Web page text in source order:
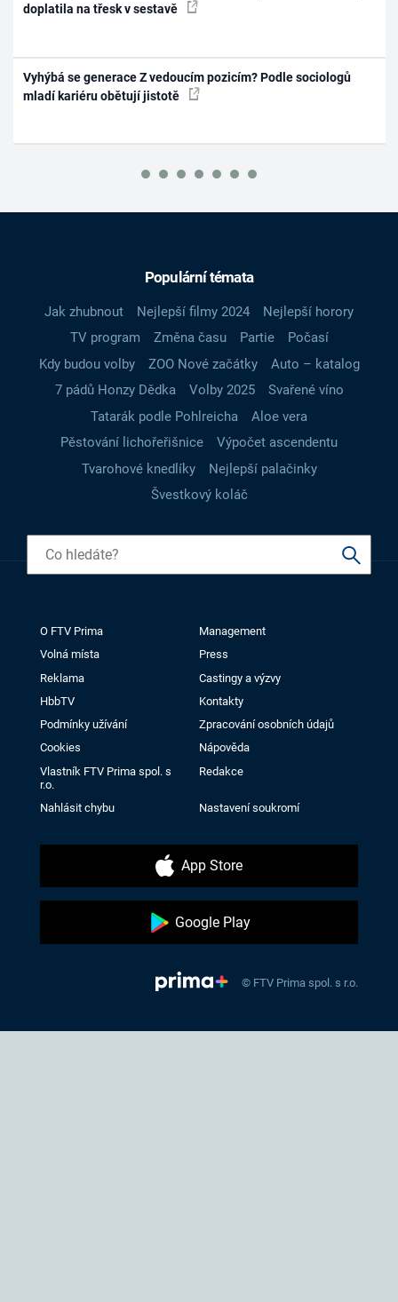
doplatila na třesk v sestavě
Vyhýbá se generace Z vedoucím pozicím? Podle sociologů
mladí kariéru obětují jistotě
Populární témata
Jak zhubnout Nejlepší filmy 2024
Nejlepší horory
TV program
Změna času Partie
Počasí
Kdy budou volby
ZOO Nové začátky
Auto – katalog
7 pádů Honzy Dědka
Volby 2025
Svařené víno
Tatarák podle Pohlreicha
Aloe vera
Pěstování lichořeřišnice
Výpočet ascendentu
Tvarohové knedlíky
Nejlepší palačinky
Švestkový koláč
O FTV Prima
Management
Volná místa
Press
Reklama
Castingy a výzvy
HbbTV
Kontakty
Podmínky užívání
Zpracování osobních údajů
Cookies
Nápověda
Vlastník FTV Prima spol. s
r.o.
Redakce
Nahlásit chybu Nastavení soukromí
App Store
Google Play
© FTV Prima spol. s r.o.